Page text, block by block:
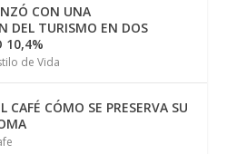
CON UNA
DEL TURISMO EN DOS
10,4%
de Vida
CAFÉ CÓMO SE PRESERVA SU